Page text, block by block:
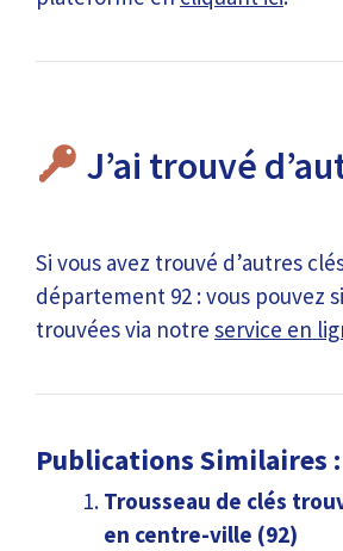
J’ai trouvé
Si vous avez trouvé d’autres
département 92 : vous pouvez
trouvées via notre service en
Publications Similaires :
Trousseau de clés
en centre-ville (92)